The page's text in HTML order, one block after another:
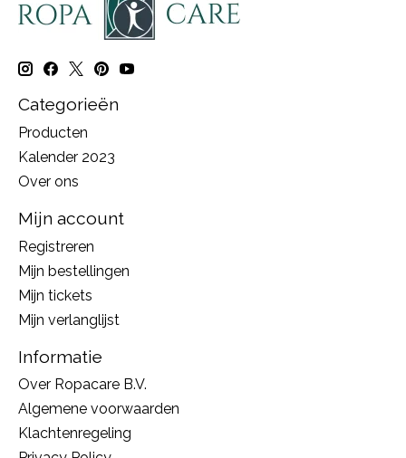
Categorieën
Producten
Kalender 2023
Over ons
Mijn account
Registreren
Mijn bestellingen
Mijn tickets
Mijn verlanglijst
Informatie
Over Ropacare B.V.
Algemene voorwaarden
Klachtenregeling